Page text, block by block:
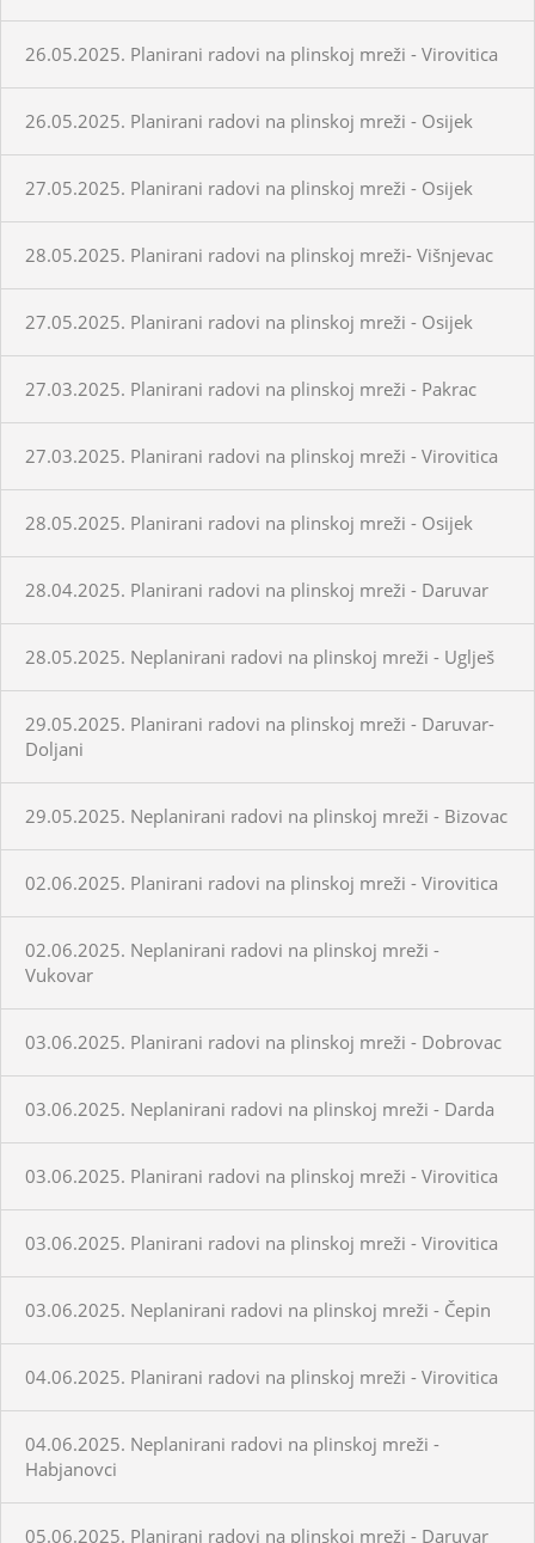
26.05.2025. Planirani radovi na plinskoj mreži - Virovitica
26.05.2025. Planirani radovi na plinskoj mreži - Osijek
27.05.2025. Planirani radovi na plinskoj mreži - Osijek
28.05.2025. Planirani radovi na plinskoj mreži- Višnjevac
27.05.2025. Planirani radovi na plinskoj mreži - Osijek
27.03.2025. Planirani radovi na plinskoj mreži - Pakrac
27.03.2025. Planirani radovi na plinskoj mreži - Virovitica
28.05.2025. Planirani radovi na plinskoj mreži - Osijek
28.04.2025. Planirani radovi na plinskoj mreži - Daruvar
28.05.2025. Neplanirani radovi na plinskoj mreži - Uglješ
29.05.2025. Planirani radovi na plinskoj mreži - Daruvar-
Doljani
29.05.2025. Neplanirani radovi na plinskoj mreži - Bizovac
02.06.2025. Planirani radovi na plinskoj mreži - Virovitica
02.06.2025. Neplanirani radovi na plinskoj mreži -
Vukovar
03.06.2025. Planirani radovi na plinskoj mreži - Dobrovac
03.06.2025. Neplanirani radovi na plinskoj mreži - Darda
03.06.2025. Planirani radovi na plinskoj mreži - Virovitica
03.06.2025. Planirani radovi na plinskoj mreži - Virovitica
03.06.2025. Neplanirani radovi na plinskoj mreži - Čepin
04.06.2025. Planirani radovi na plinskoj mreži - Virovitica
04.06.2025. Neplanirani radovi na plinskoj mreži -
Habjanovci
05.06.2025. Planirani radovi na plinskoj mreži - Daruvar